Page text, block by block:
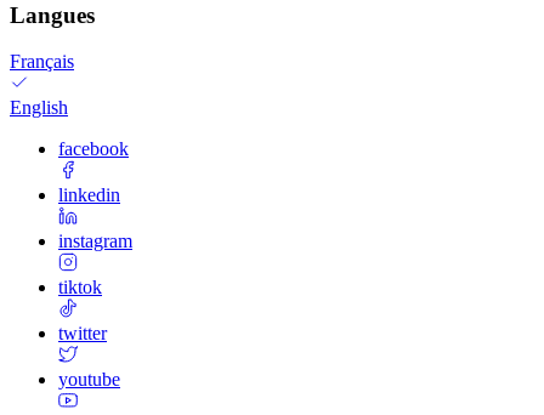
Langues
Français
English
facebook
linkedin
instagram
tiktok
twitter
youtube